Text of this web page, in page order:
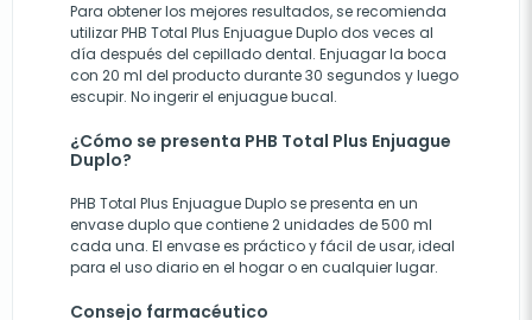
Para obtener los mejores resultados, se recomienda
utilizar PHB Total Plus Enjuague Duplo dos veces al
día después del cepillado dental. Enjuagar la boca
con 20 ml del producto durante 30 segundos y luego
escupir. No ingerir el enjuague bucal.
¿Cómo se presenta PHB Total Plus Enjuague
Duplo?
PHB Total Plus Enjuague Duplo se presenta en un
envase duplo que contiene 2 unidades de 500 ml
cada una. El envase es práctico y fácil de usar, ideal
para el uso diario en el hogar o en cualquier lugar.
Consejo farmacéutico